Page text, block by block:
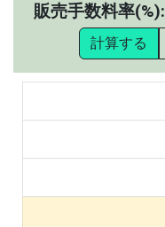
販売手数料率(%):
計算する